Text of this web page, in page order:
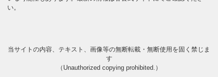
い。
当サイトの内容、テキスト、画像等の無断転載・無断使用を固く禁じま
す
（Unauthorized copying prohibited.）